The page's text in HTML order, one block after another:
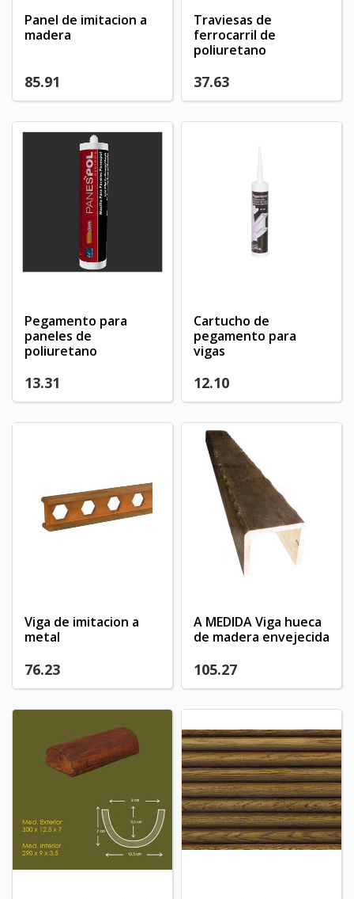
Panel de imitacion a
madera
85.91
Traviesas de
ferrocarril de
poliuretano
37.63
Pegamento para
paneles de
poliuretano
13.31
Cartucho de
pegamento para
vigas
12.10
Viga de imitacion a
metal
76.23
A MEDIDA Viga hueca
de madera envejecida
105.27